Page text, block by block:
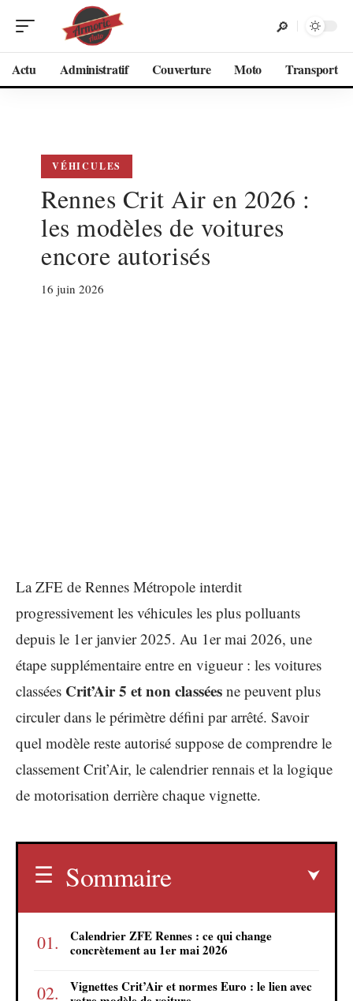
Actu Administratif Couverture Moto Transport
VÉHICULES
Rennes Crit Air en 2026 :
les modèles de voitures
encore autorisés
16 juin 2026
La ZFE de Rennes Métropole interdit
progressivement les véhicules les plus polluants
depuis le 1er janvier 2025. Au 1er mai 2026, une
étape supplémentaire entre en vigueur : les voitures
classées Crit’Air 5 et non classées ne peuvent plus
circuler dans le périmètre défini par arrêté. Savoir
quel modèle reste autorisé suppose de comprendre le
classement Crit’Air, le calendrier rennais et la logique
de motorisation derrière chaque vignette.
Sommaire
Calendrier ZFE Rennes : ce qui change
concrètement au 1er mai 2026
Vignettes Crit’Air et normes Euro : le lien avec